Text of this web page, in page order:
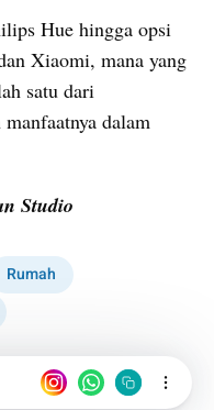
Hue hingga opsi
Xiaomi, mana yang
satu dari
dalam
Studio
Rumah
Section Tim Editor